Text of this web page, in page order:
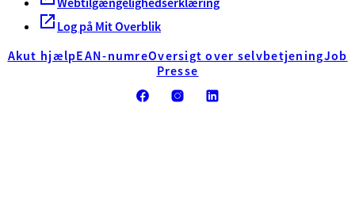
Log på Mit Overblik
Akut hjælpEAN-numreOversigt over selvbetjeningJob
Presse